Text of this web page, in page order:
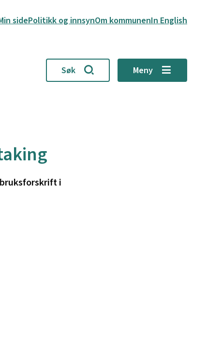
sidePolitikk og innsynOm kommunenIn English
Søk Meny
i